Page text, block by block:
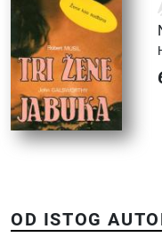
OD ISTOG